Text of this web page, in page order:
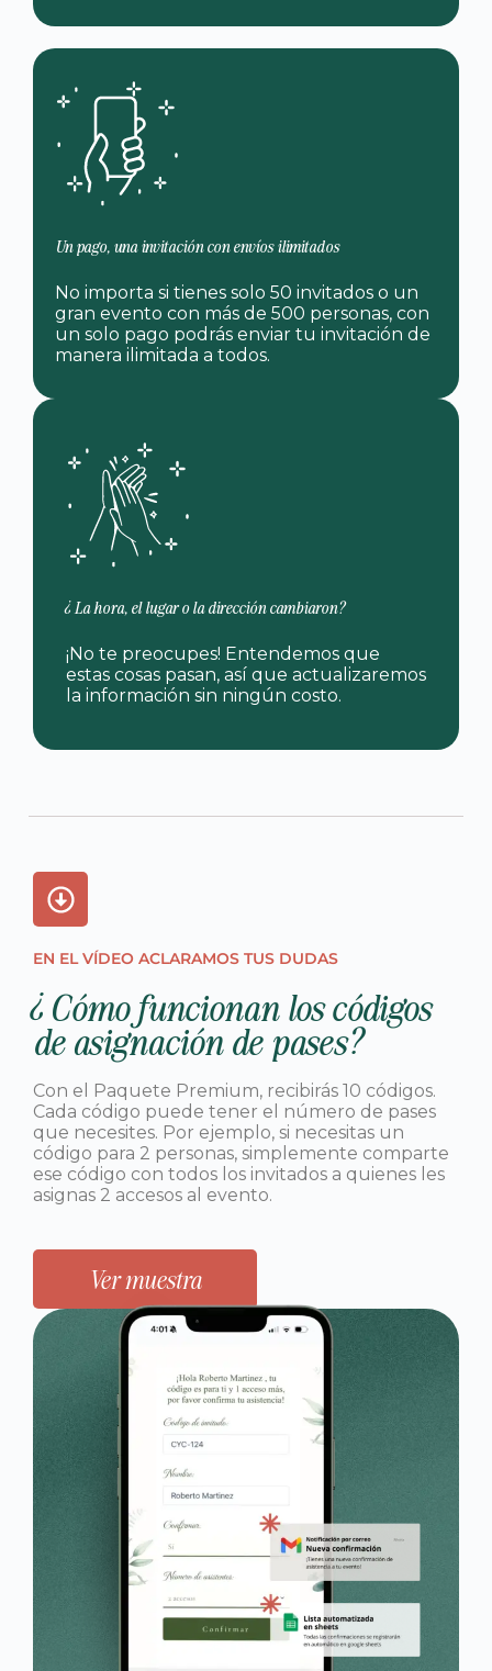
Un pago, una invitación con envíos ilimitados
No importa si tienes solo 50 invitados o un
gran evento con más de 500 personas, con
un solo pago podrás enviar tu invitación de
manera ilimitada a todos.
¿La hora, el lugar o la dirección cambiaron?
¡No te preocupes! Entendemos que
estas cosas pasan, así que actualizaremos
la información sin ningún costo.
EN EL VÍDEO ACLARAMOS TUS DUDAS
¿Cómo funcionan los códigos
de asignación de pases?
Con el Paquete Premium, recibirás 10 códigos.
Cada código puede tener el número de pases
que necesites. Por ejemplo, si necesitas un
código para 2 personas, simplemente comparte
ese código con todos los invitados a quienes les
asignas 2 accesos al evento.
Ver muestra